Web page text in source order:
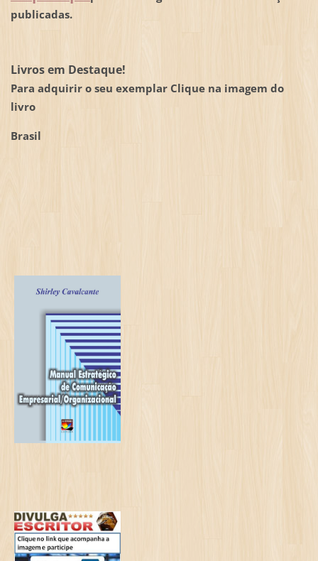
publicadas.
Livros em Destaque!
Para adquirir o seu exemplar Clique na imagem do
livro
Brasil